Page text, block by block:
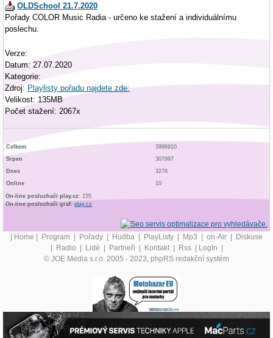
OLDSchool 21.7.2020
Pořady COLOR Music Radia - určeno ke stažení a individuálnímu
poslechu.
Verze:
Datum: 27.07.2020
Kategorie:
Zdroj: Playlisty pořadu najdete zde:
Velikost: 135MB
Počet stažení: 2067x
Celkem
3996910
Srpen
307997
Dnes
3276
Online
10
On-line posluchači play.cz: 155
On-line posluchači graf: play.cz
| Home | Program | Pořady | Hudba | PlayListy | Mp3 | on-Air | Diskuse
| Radio | Lidé | Partneři | Kontakt | Rss | LogIn |
© JOE Media s.r.o. 2005 - 2023, phpRS redakční systém